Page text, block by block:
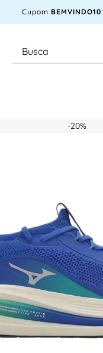
Cupom BEMVINDO10
-20%